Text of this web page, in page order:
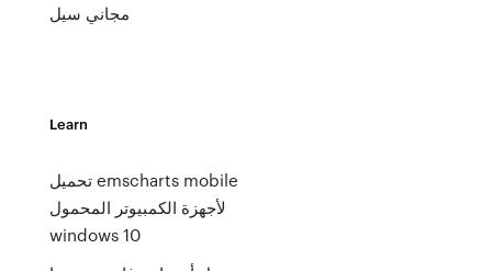
مجاني سيل
Learn
تحميل emscharts mobile
لأجهزة الكمبيوتر المحمول
windows 10